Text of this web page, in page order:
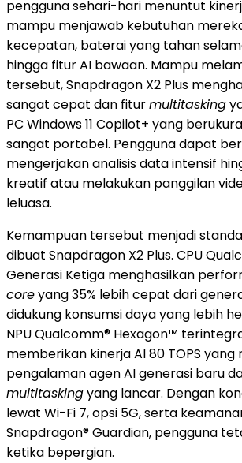
pengguna sehari-hari menuntut
mampu menjawab kebutuhan
kecepatan, baterai yang tahan
hingga fitur AI bawaan. Mampu
tersebut, Snapdragon X2 Plus
sangat cepat dan fiturmultitasking
PC Windows 11 Copilot+ yang
sangat portabel. Pengguna dapat
mengerjakan analisis data intensif
kreatif atau melakukan panggilan
leluasa.
Kemampuan tersebut menjadi
dibuat Snapdragon X2 Plus. CPU
Generasi Ketiga menghasilkan
coreyang 35% lebih cepat dari
didukung konsumsi daya yang lebih
NPU Qualcomm® Hexagon™
memberikan kinerja AI 80 TOPS yang
pengalaman agen AI generasi baru
multitaskingyang lancar. Dengan
lewat Wi-Fi 7, opsi 5G, serta
Snapdragon® Guardian, pengguna
ketika bepergian.